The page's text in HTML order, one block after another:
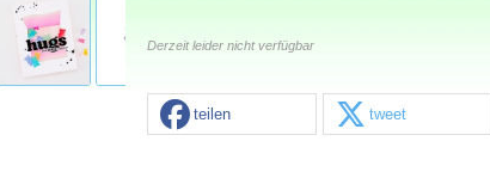
Derzeit leider nicht verfügbar
teilen tweet